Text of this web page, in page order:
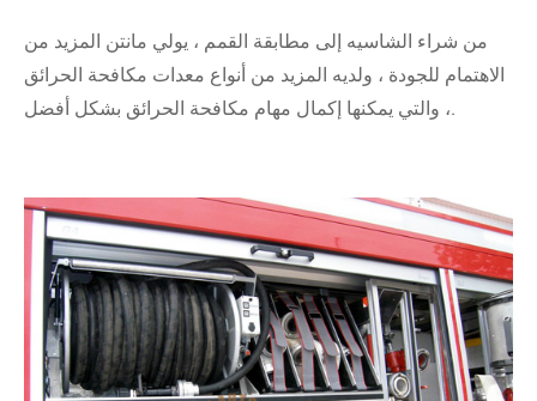
من شراء الشاسيه إلى مطابقة القمم ، يولي مانتن المزيد من
الاهتمام للجودة ، ولديه المزيد من أنواع معدات مكافحة الحرائق
، والتي يمكنها إكمال مهام مكافحة الحرائق بشكل أفضل.